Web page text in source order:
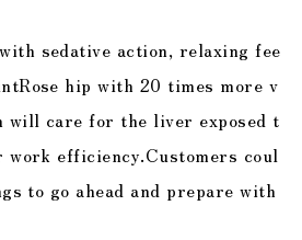
sedative action, relaxing fee
hip with 20 times more v
will care for the liver exposed t
work efficiency.Customers coul
to go ahead and prepare with